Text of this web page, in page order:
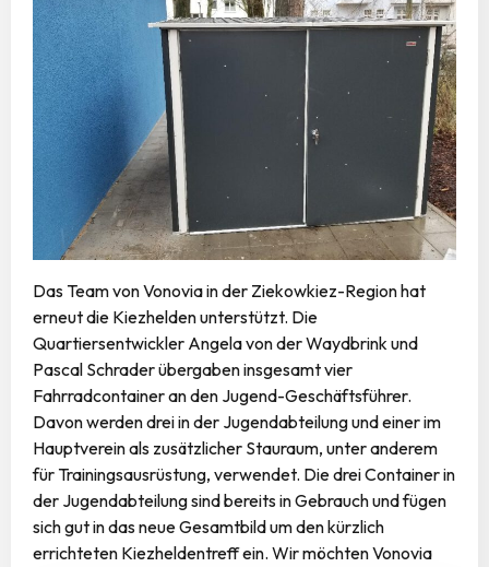
Das Team von Vonovia in der Ziekowkiez-Region hat
erneut die Kiezhelden unterstützt. Die
Quartiersentwickler Angela von der Waydbrink und
Pascal Schrader übergaben insgesamt vier
Fahrradcontainer an den Jugend-Geschäftsführer.
Davon werden drei in der Jugendabteilung und einer im
Hauptverein als zusätzlicher Stauraum, unter anderem
für Trainingsausrüstung, verwendet. Die drei Container in
der Jugendabteilung sind bereits in Gebrauch und fügen
sich gut in das neue Gesamtbild um den kürzlich
errichteten Kiezheldentreff ein. Wir möchten Vonovia